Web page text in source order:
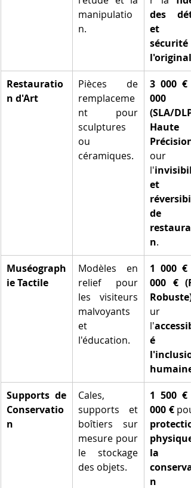
manipulatio
n.
des
et
sécurité
l'original
Restauratio
n d'Art
Pièces de
remplaceme
nt pour
sculptures
ou
céramiques.
3 000 €
000
(SLA/DLP
Haute
Précision)
our
l'
et
de
n.
Muséograph
ie Tactile
Modèles en
relief pour
les visiteurs
malvoyants
et
l'éducation.
1 000 €
000 €
Robuste)
ur
l'
é
humaine
Supports de
Conservatio
n
Cales,
supports et
boîtiers sur
mesure pour
le stockage
des objets.
1 500 €
000 €
la
n